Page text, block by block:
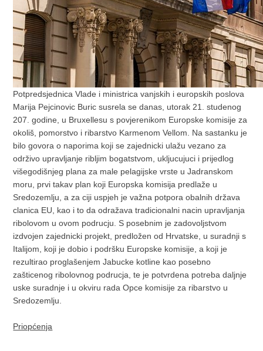
Potpredsjednica Vlade i ministrica vanjskih i europskih poslova
Marija Pejcinovic Buric susrela se danas, utorak 21. studenog
207. godine, u Bruxellesu s povjerenikom Europske komisije za
okoliš, pomorstvo i ribarstvo Karmenom Vellom. Na sastanku je
bilo govora o naporima koji se zajednicki ulažu vezano za
održivo upravljanje ribljim bogatstvom, ukljucujuci i prijedlog
višegodišnjeg plana za male pelagijske vrste u Jadranskom
moru, prvi takav plan koji Europska komisija predlaže u
Sredozemlju, a za ciji uspjeh je važna potpora obalnih država
clanica EU, kao i to da odražava tradicionalni nacin upravljanja
ribolovom u ovom podrucju. S posebnim je zadovoljstvom
izdvojen zajednicki projekt, predložen od Hrvatske, u suradnji s
Italijom, koji je dobio i podršku Europske komisije, a koji je
rezultirao proglašenjem Jabucke kotline kao posebno
zašticenog ribolovnog podrucja, te je potvrdena potreba daljnje
uske suradnje i u okviru rada Opce komisije za ribarstvo u
Sredozemlju.
Priopćenja